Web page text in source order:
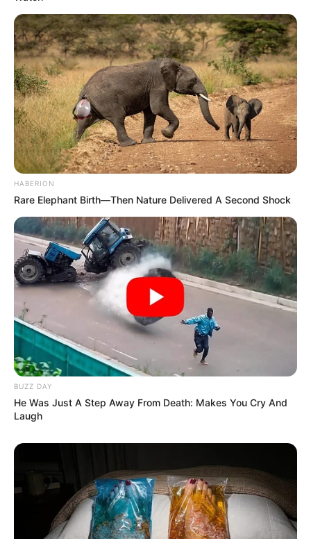
HABERION
Rare Elephant Birth—Then Nature Delivered A Second Shock
BUZZ DAY
He Was Just A Step Away From Death: Makes You Cry And
Laugh